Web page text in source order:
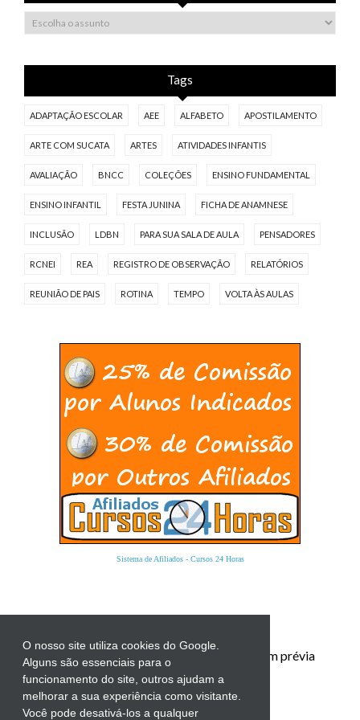
O nosso site utiliza cookies do Google.
Alguns são essenciais para o
funcionamento do site, outros ajudam a
melhorar a sua experiência como visitante.
Você pode desativá-los a qualquer
Tags
ADAPTAÇÃO ESCOLAR AEE ALFABETO APOSTILAMENTO
ARTE COM SUCATA ARTES ATIVIDADES INFANTIS
AVALIAÇÃO BNCC COLEÇÕES ENSINO FUNDAMENTAL
ENSINO INFANTIL FESTA JUNINA FICHA DE ANAMNESE
INCLUSÃO LDBN PARA SUA SALA DE AULA PENSADORES
RCNEI REA REGISTRO DE OBSERVAÇÃO RELATÓRIOS
REUNIÃO DE PAIS ROTINA TEMPO VOLTA ÀS AULAS
Sistema de Afiliados- Cursos 24 Horas
Proibida a reprodução total ou parcial sem prévia
autorização.